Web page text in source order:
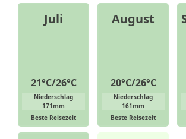
Juli
21°C/26°C
Niederschlag
171mm
Beste Reisezeit
August
20°C/26°C
Niederschlag
161mm
Beste Reisezeit